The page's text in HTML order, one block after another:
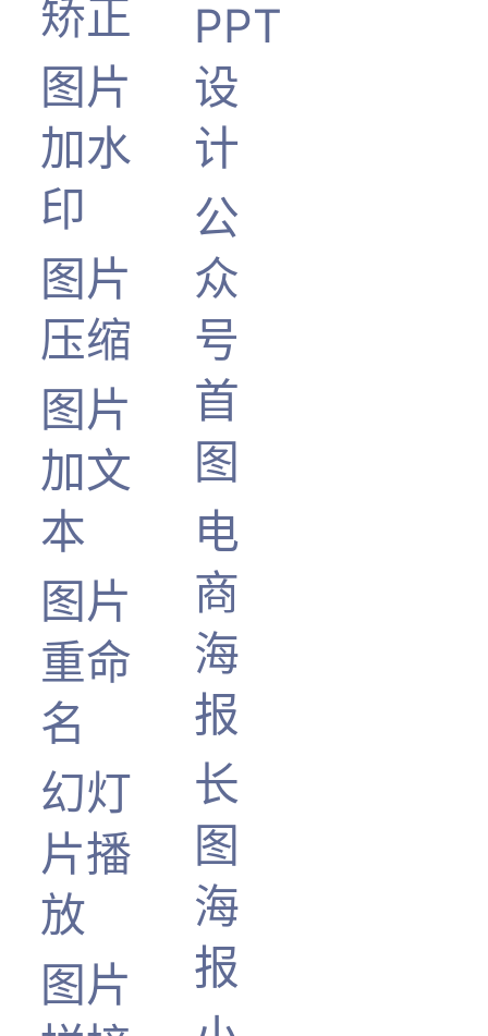
矫正
图片
加水
印
图片
压缩
图片
加文
本
图片
重命
名
幻灯
片播
放
图片
PPT
设
计
公
众
号
首
图
电
商
海
报
长
图
海
报